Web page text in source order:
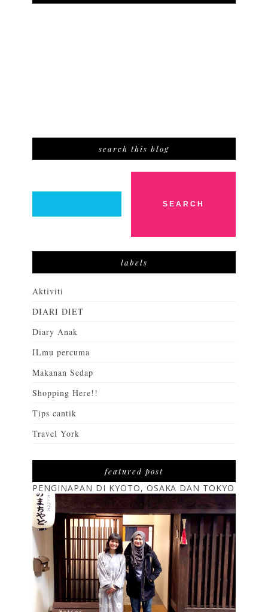
search this blog
labels
Aktiviti
DIARI DIET
Diary Anak
ILmu percuma
Makanan Sedap
Shopping Here!!
Tips cantik
Travel York
featured post
PENGINAPAN DI KYOTO, OSAKA DAN TOKYO